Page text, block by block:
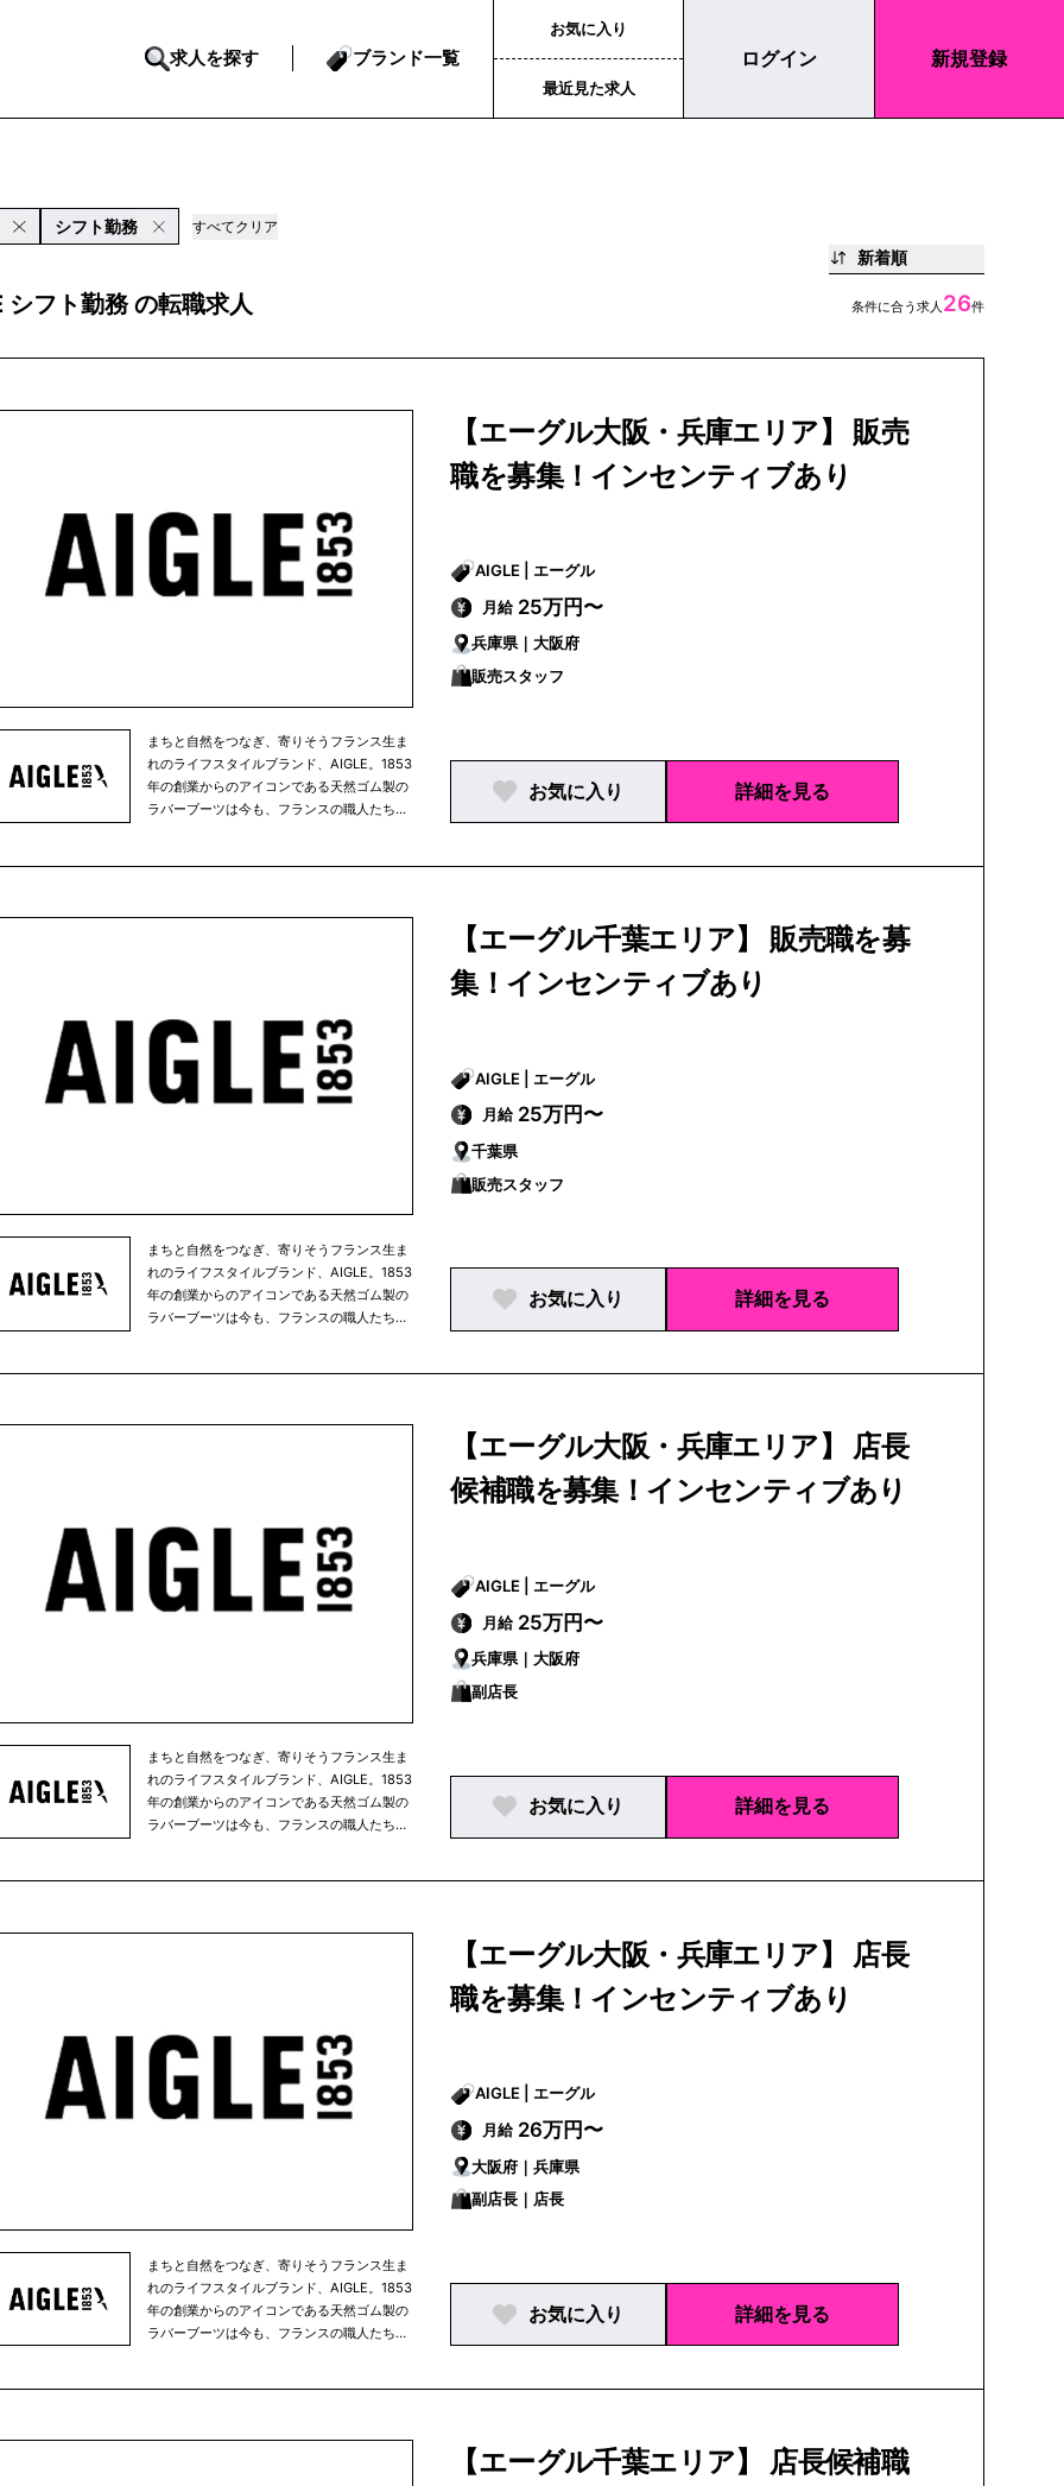
求人を探す ブランド一覧
お気に入り
最近見た求人
ログイン 新規登録
シフト勤務 すべてクリア
新着順
シフト勤務 の転職求人 条件に合う求人 26件
まちと自然をつなぎ、寄りそうフランス生ま
れのライフスタイルブランド、AIGLE。1853
年の創業からのアイコンである天然ゴム製の
ラバーブーツは今も、フランスの職人たちに
え、かつフレンチブランドらしい洗練された
業当時から行ってきました。そして2021年
からは、AIGLEは正式に「Entreprise à
Mission（Purpose driven company/使命を
果たす会社）」となり、環境への配慮をブラ
【エーグル大阪・兵庫エリア】 販売
職を募集！インセンティブあり
AIGLE | エーグル
月給 25万円〜
兵庫県｜大阪府
販売スタッフ
お気に入り 詳細を見る
まちと自然をつなぎ、寄りそうフランス生ま
れのライフスタイルブランド、AIGLE。1853
年の創業からのアイコンである天然ゴム製の
ラバーブーツは今も、フランスの職人たちに
え、かつフレンチブランドらしい洗練された
業当時から行ってきました。そして2021年
からは、AIGLEは正式に「Entreprise à
Mission（Purpose driven company/使命を
果たす会社）」となり、環境への配慮をブラ
【エーグル千葉エリア】 販売職を募
集！インセンティブあり
AIGLE | エーグル
月給 25万円〜
千葉県
販売スタッフ
お気に入り 詳細を見る
まちと自然をつなぎ、寄りそうフランス生ま
れのライフスタイルブランド、AIGLE。1853
年の創業からのアイコンである天然ゴム製の
ラバーブーツは今も、フランスの職人たちに
え、かつフレンチブランドらしい洗練された
業当時から行ってきました。そして2021年
からは、AIGLEは正式に「Entreprise à
Mission（Purpose driven company/使命を
果たす会社）」となり、環境への配慮をブラ
【エーグル大阪・兵庫エリア】 店長
候補職を募集！インセンティブあり
AIGLE | エーグル
月給 25万円〜
兵庫県｜大阪府
副店長
お気に入り 詳細を見る
まちと自然をつなぎ、寄りそうフランス生ま
れのライフスタイルブランド、AIGLE。1853
年の創業からのアイコンである天然ゴム製の
ラバーブーツは今も、フランスの職人たちに
え、かつフレンチブランドらしい洗練された
【エーグル大阪・兵庫エリア】 店長
職を募集！インセンティブあり
AIGLE | エーグル
月給 26万円〜
大阪府｜兵庫県
副店長｜店長
お気に入り 詳細を見る
【エーグル千葉エリア】 店長候補職